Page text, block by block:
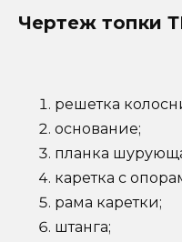
Чертеж топки
решетка
основание;
планка
каретка с
рама каретки;
штанга;